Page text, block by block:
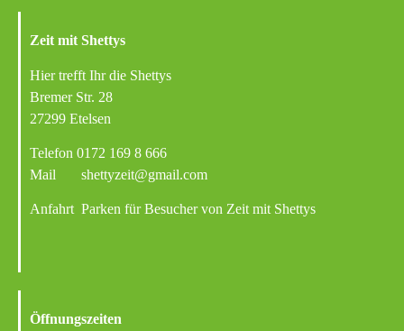
Zeit mit Shettys
Hier trefft Ihr die Shettys
Bremer Str. 28
27299 Etelsen
Telefon 0172 169 8 666
Mail shettyzeit@gmail.com
Anfahrt Parken für Besucher von Zeit mit Shettys
Öffnungszeiten